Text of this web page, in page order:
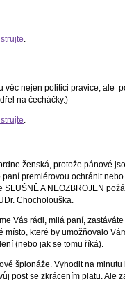
.
věc nejen politici pravice, ale
na čecháčky.)
.
ženská, protože pánové
premiérovou ochránit
A NEOZBROJEN
Chocholouška.
Vás rádi, milá paní,
které by umožňovalo
(nebo jak se tomu říká).
špionáže. Vyhodit na
post se zkrácením platu. Ale